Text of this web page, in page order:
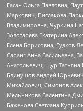
Гасан Ольга Павловна,
Маркович, Пислакова-
Владимировна, Чуркина
Золотарева Екатерина
Елена Борисовна, Гудков
Саранг Анна Васильевна,
Анатольевич, Щур
Блинушов Андрей
Михайлович, Симонов
Мельникова Валентина
Баженова Светлана